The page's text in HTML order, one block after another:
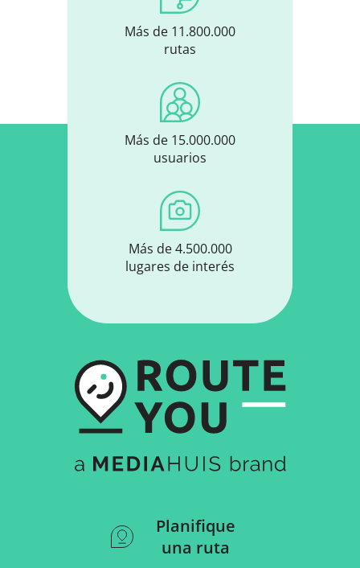
Más de 11.800.000
rutas
Más de 15.000.000
usuarios
Más de 4.500.000
lugares de interés
Planifique
una ruta